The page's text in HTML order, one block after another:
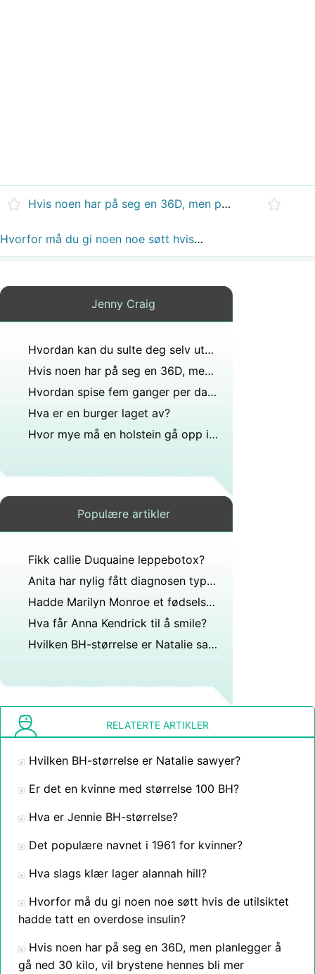
Hvis noen har på seg en 36D, men planlegger å gå ned 30 kilo, vil brystene hennes bli mer oppsiktsvekkende på slutten av dietten?
Hvorfor må du gi noen noe søtt hvis de utilsiktet hadde tatt en overdose insulin?
Jenny Craig
Hvordan kan du sulte deg selv uten å føle deg sulten?
Hvis noen har på seg en 36D, men planlegger å gå ned 30 kilo, vil brystene hennes bli mer oppsiktsvekkende på slutten av dietten?
Hvordan spise fem ganger per dag på Jenny Craig
Hva er en burger laget av?
Hvor mye må en holstein gå opp i vekt før hun melker ku?
Populære artikler
Fikk callie Duquaine leppebotox?
Anita har nylig fått diagnosen type 2 diabetes. Hvilken diett er best for henne?
Hadde Marilyn Monroe et fødselsmerke?
Hva får Anna Kendrick til å smile?
Hvilken BH-størrelse er Natalie sawyer?
RELATERTE ARTIKLER
Hvilken BH-størrelse er Natalie sawyer?
Er det en kvinne med størrelse 100 BH?
Hva er Jennie BH-størrelse?
Det populære navnet i 1961 for kvinner?
Hva slags klær lager alannah hill?
Hvorfor må du gi noen noe søtt hvis de utilsiktet
hadde tatt en overdose insulin?
Hvis noen har på seg en 36D, men planlegger å
gå ned 30 kilo, vil brystene hennes bli mer